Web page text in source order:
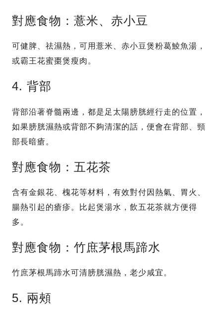
對應食物：薏米、赤小豆
可健脾、祛濕熱，可用薏米、赤小豆煲粉葛鯪魚湯，
或霸王花蜜棗煲瘦肉。
4. 背部
背部沿著脊髓兩邊，都是足太陽膀胱經行走的位置，
如果膀胱濕熱或背部不夠清潔的話，便會在背部、頸
部長暗瘡。
對應食物：五花茶
含有金銀花、槐花等材料，有效對付因熱氣、胃火、
腸熱引起的瘡疹。比起煲湯水，飲五花茶就方便得
多。
對應食物：竹庶茅根馬蹄水
竹庶茅根馬蹄水可清膀胱濕熱，老少咸宜。
5. 兩頰